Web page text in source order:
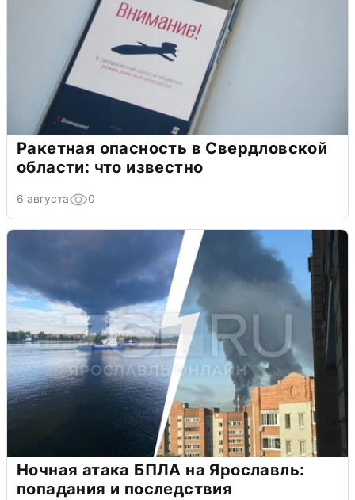
Ракетная опасность в Свердловской
области: что известно
6 августа 0
Ночная атака БПЛА на Ярославль:
попадания и последствия